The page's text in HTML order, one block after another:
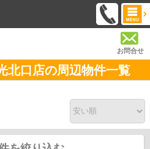
お問合せ
北口店の周辺物件一覧